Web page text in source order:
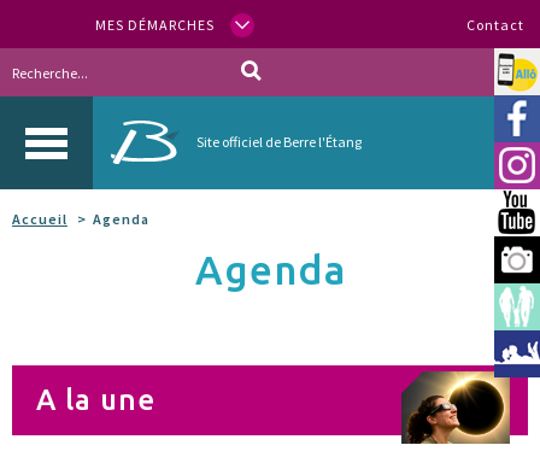
MES DÉMARCHES Contact
Site officiel de Berre l'Étang
Allo
Accueil Agenda
Agenda
A la une